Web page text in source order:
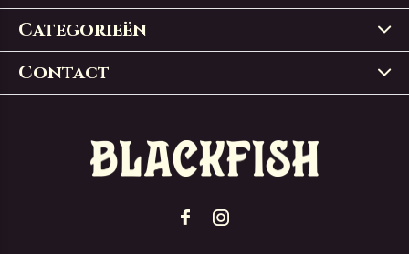
Categorieën
Contact